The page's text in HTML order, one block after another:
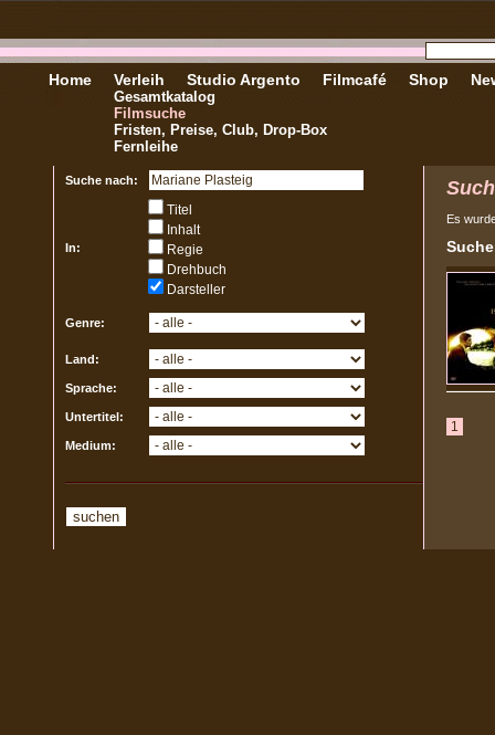
Home Verleih
Gesamtkatalog
Filmsuche
Fristen, Preise, Club, Drop-Box
Fernleihe
Studio Argento Filmcafé Shop
Suche nach:
In:
Titel
Inhalt
Regie
Drehbuch
Darsteller
Genre:
Land:
Sprache:
Untertitel:
Medium:
Es
1